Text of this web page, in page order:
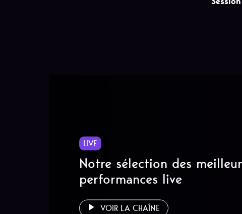
LIVE
Notre sélection des
performances live
VOIR LA CHAÎNE